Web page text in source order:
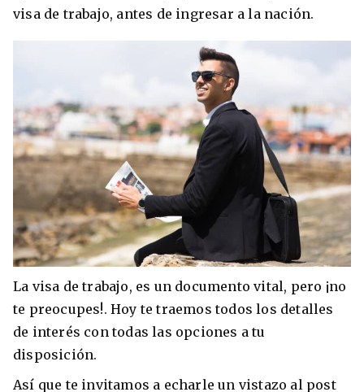
Estudia Desarrollo Web en Toronto
visa de trabajo, antes de ingresar a la nación.
La visa de trabajo, es un documento vital, pero ¡no
te preocupes!. Hoy te traemos todos los detalles
de interés con todas las opciones a tu
disposición.
Así que te invitamos a echarle un vistazo al post